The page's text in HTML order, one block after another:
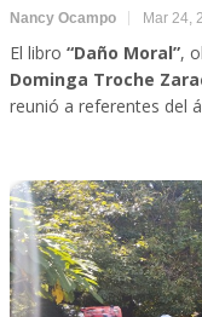
Nancy Ocampo Mar 24,
El libro “Daño Moral”,
Dominga Troche
reunió a referentes del